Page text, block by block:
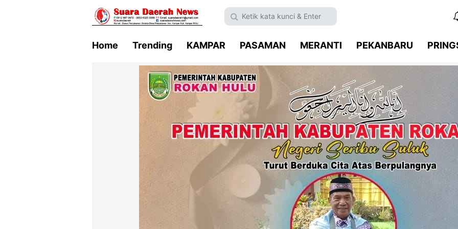
Home Trending KAMPAR PASAMAN MERANTI PEKANBARU